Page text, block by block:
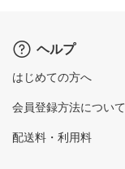
ヘルプ
はじめての方へ
会員登録方法について
配送料・利用料